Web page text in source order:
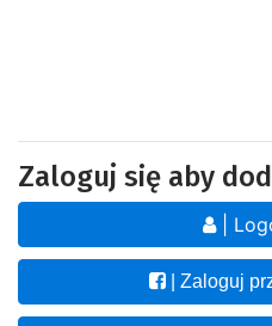
Zaloguj się aby
|
| Zaloguj